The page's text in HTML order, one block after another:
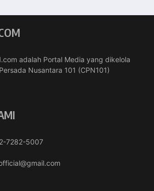
adalah Portal Media yang dikelola
Nusantara 101 (CPN101)
7282-5007